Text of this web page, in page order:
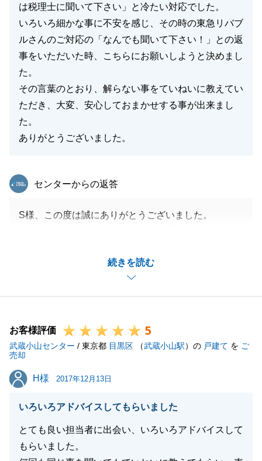
は税理士に聞いて下さい」と冷たい対応でした。
いろいろ細かな事に不安を感じ、その時の東急リバブ
ルさんのご対応の「なんでも聞いて下さい！」との返
事をいただいた時、こちらにお願いしようと決めまし
た。
その言葉のとおり、解らない事をていねいに教えてい
ただき、大変、安心しておまかせする事が出来まし
た。
ありがとうございました。
続きを読む
東急リバブル
センターからの返答
S様、この度は誠にありがとうございました。
多く、私の説明がＳ様にしっかりと伝わっているか、
私自身不安がありました。
最終的には、値引き交渉も防ぐことができ、ほっとし
今後とも何かございましたら、気兼ねなくご相談くだ
さい。
今後ともよろしくお願い致します。
閉じる
お客様評価 5
武蔵小山センター / 東京都 目黒区 （武蔵小山駅）の 戸建て を ご
売却
H様
H様 2017年12月13日
いろいろアドバイスしてもらいました
とても良い担当者に出会い、いろいろアドバイスして
もらいました。